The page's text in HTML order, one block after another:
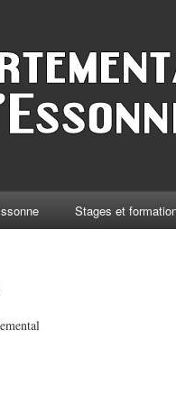
Stages et